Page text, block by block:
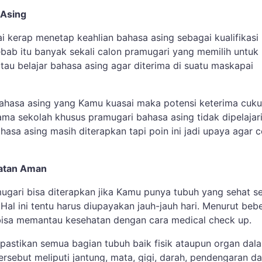
kerap menetap keahlian bahasa asing sebagai kualifikasi
itu banyak sekali calon pramugari yang memilih untuk
belajar bahasa asing agar diterima di suatu maskapai
asing yang Kamu kuasai maka potensi keterima
sekolah khusus pramugari bahasa asing tidak
asing masih diterapkan tapi poin ini jadi upaya agar
Aman
bisa diterapkan jika Kamu punya tubuh yang sehat
ini tentu harus diupayakan jauh-jauh hari. Menurut
memantau kesehatan dengan cara medical check up.
semua bagian tubuh baik fisik ataupun organ
meliputi jantung, mata, gigi, darah, pendengaran